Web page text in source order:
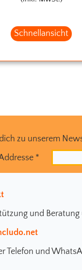
Schnellansicht
zu unserem
*
und Beratung
Telefon und